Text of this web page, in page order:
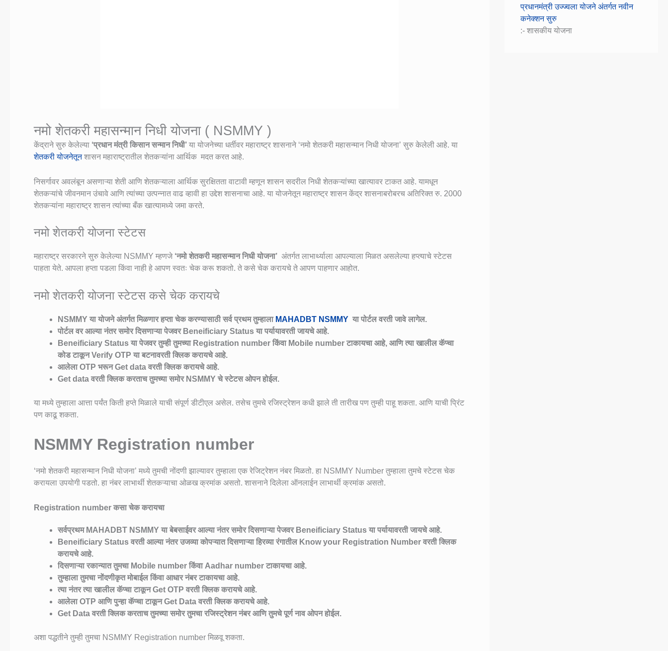
नमो शेतकरी महासन्मान निधी योजना ( NSMMY )
केंद्राने सुरु केलेल्या ‘प्रधान मंत्री किसान सन्मान निधी’ या योजनेच्या धर्तीवर महाराष्ट्र शासनाने ‘नमो शेतकरी महासन्मान निधी योजना’ सुरु केलेली आहे. या
शेतकरी योजनेतूनशासन महाराष्ट्रातील शेतकऱ्यांना आर्थिक मदत करत आहे.
निसर्गावर अवलंबून असणाऱ्या शेती आणि शेतकऱ्याला आर्थिक सुरक्षितता वाटावी म्हणून शासन सदरील निधी शेतकऱ्यांच्या खात्यावर टाकत आहे. यामधून
शेतकऱ्यांचे जीवनमान उंचावे आणि त्यांच्या उत्पन्नात वाढ व्हावी हा उद्देश शासनाचा आहे. या योजनेतून महाराष्ट्र शासन केंद्र शासनाबरोबरच अतिरिक्त रु. 2000
शेतकऱ्यांना महाराष्ट्र शासन त्यांच्या बँक खात्यामध्ये जमा करते.
नमो शेतकरी योजना स्टेटस
महाराष्ट्र सरकारने सुरु केलेल्या NSMMY म्हणजे ‘नमो शेतकरी महासन्मान निधी योजना’ अंतर्गत लाभार्थ्याला आपल्याला मिळत असलेल्या हप्त्याचे स्टेटस
पाहता येते. आपला हप्ता पडला किंवा नाही हे आपण स्वतः चेक करू शकतो. ते कसे चेक करायचे ते आपण पाहणार आहोत.
नमो शेतकरी योजना स्टेटस कसे चेक करायचे
NSMMY या योजने अंतर्गत मिळणार हप्ता चेक करण्यासाठी सर्व प्रथम तुम्हाला MAHADBT NSMMY या पोर्टल वरती जावे लागेल.
पोर्टल वर आल्या नंतर समोर दिसणाऱ्या पेजवर Beneificiary Status या पर्यायावरती जायचे आहे.
Beneificiary Status या पेजवर तुम्ही तुमच्या Registration number किंवा Mobile number टाकायचा आहे, आणि त्या खालील कॅप्चा
कोड टाकून Verify OTP या बटनावरती क्लिक करायचे आहे.
आलेला OTP भरून Get data वरती क्लिक करायचे आहे.
Get data वरती क्लिक करताच तुमच्या समोर NSMMY चे स्टेटस ओपन होईल.
या मध्ये तुम्हाला आत्ता पर्यंत किती हप्ते मिळाले याची संपूर्ण डीटीएल असेल. तसेच तुमचे रजिस्ट्रेशन कधी झाले ती तारीख पण तुम्ही पाहू शकता. आणि याची प्रिंट
पण काढू शकता.
NSMMY Registration number
‘नमो शेतकरी महासन्मान निधी योजना’ मध्ये तुमची नोंदणी झाल्यावर तुम्हाला एक रेजिट्रेशन नंबर मिळतो. हा NSMMY Number तुम्हाला तुमचे स्टेटस चेक
करायला उपयोगी पडतो. हा नंबर लाभार्थी शेतकऱ्याचा ओळख क्रमांक असतो. शासनाने दिलेला ऑनलाईन लाभार्थी क्रमांक असतो.
Registration number कसा चेक करायचा
सर्वप्रथम MAHADBT NSMMY या बेबसाईवर आल्या नंतर समोर दिसणाऱ्या पेजवर Beneificiary Status या पर्यायावरती जायचे आहे.
Beneificiary Status वरती आल्या नंतर उजव्या कोपऱ्यात दिसणाऱ्या हिरव्या रंगातील Know your Registration Number वरती क्लिक
करायचे आहे.
दिसणाऱ्या रकान्यात तुमचा Mobile number किंवा Aadhar number टाकायचा आहे.
तुम्हाला तुमचा नोंदणीकृत मोबाईल किंवा आधार नंबर टाकायचा आहे.
त्या नंतर त्या खालील कॅप्चा टाकून Get OTP वरती क्लिक करायचे आहे.
आलेला OTP आणि पुन्हा कॅप्चा टाकून Get Data वरती क्लिक करायचे आहे.
Get Data वरती क्लिक करताच तुमच्या समोर तुमचा रजिस्ट्रेशन नंबर आणि तुमचे पूर्ण नाव ओपन होईल.
अशा पद्धतीने तुम्ही तुमचा NSMMY Registration number मिळवू शकता.
प्रधानमंत्री उज्ज्वला योजने अंतर्गत नवीन
कनेक्शन सुरु
:- शासकीय योजना